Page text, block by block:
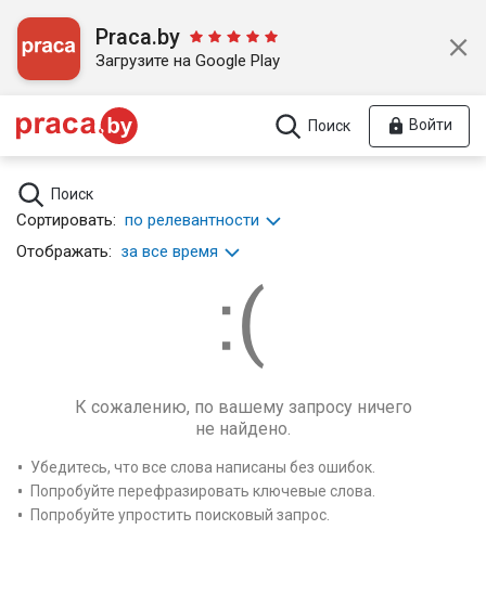
Praca.by
Загрузите на Google Play
Поиск Войти
Поиск
Сортировать: по релевантности
Отображать: за все время
К сожалению, по вашему запросу ничего
не найдено.
Убедитесь, что все слова написаны без ошибок.
Попробуйте перефразировать ключевые слова.
Попробуйте упростить поисковый запрос.